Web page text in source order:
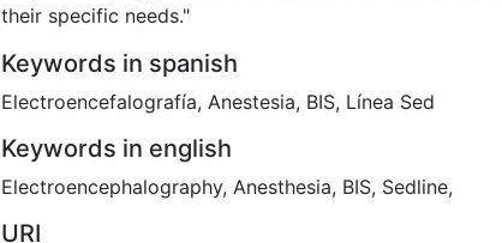
their specific needs."
Keywords in spanish
Electroencefalografía, Anestesia, BIS, Línea Sed
Keywords in english
Electroencephalography, Anesthesia, BIS, Sedline,
URI